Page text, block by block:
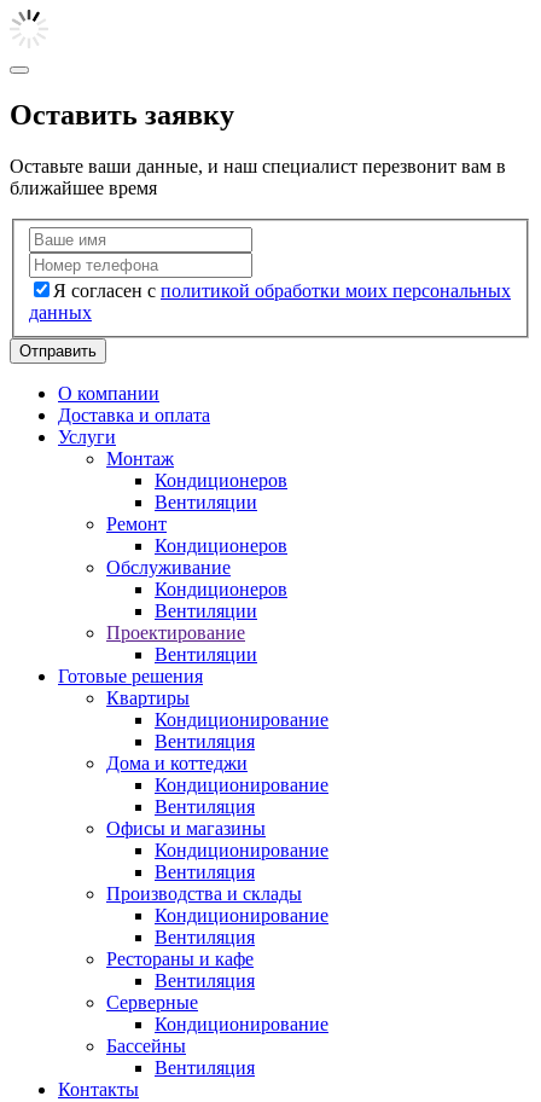
Оставить заявку
Оставьте ваши данные, и наш специалист перезвонит вам в
ближайшее время
Я согласен с политикой обработки моих персональных
данных
Отправить
О компании
Доставка и оплата
Услуги
Монтаж
Кондиционеров
Вентиляции
Ремонт
Кондиционеров
Обслуживание
Кондиционеров
Вентиляции
Проектирование
Вентиляции
Готовые решения
Квартиры
Кондиционирование
Вентиляция
Дома и коттеджи
Кондиционирование
Вентиляция
Офисы и магазины
Кондиционирование
Вентиляция
Производства и склады
Кондиционирование
Вентиляция
Рестораны и кафе
Вентиляция
Серверные
Кондиционирование
Бассейны
Вентиляция
Контакты